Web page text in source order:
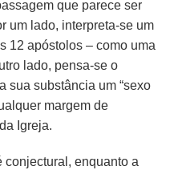
que parece ser
um lado, interpreta-se um
12 apóstolos – como uma
lado, pensa-se o
sua substância um “sexo
margem de
Igreja.
conjectural, enquanto a